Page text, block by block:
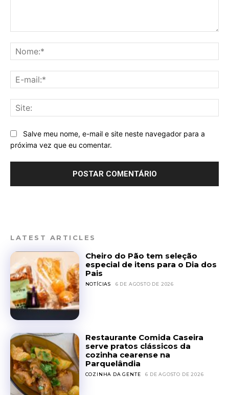
Salve meu nome, e-mail e site neste navegador para a
próxima vez que eu comentar.
LATEST ARTICLES
Cheiro do Pão tem seleção
especial de itens para o Dia dos
Pais
NOTÍCIAS 6 DE AGOSTO DE 2026
Restaurante Comida Caseira
serve pratos clássicos da
cozinha cearense na
Parquelândia
COZINHA DA GENTE 6 DE AGOSTO DE 2026